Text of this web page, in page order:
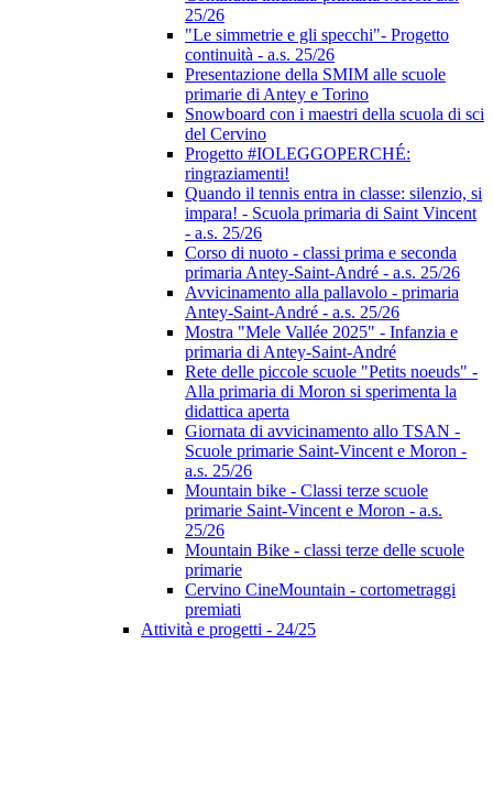
25/26
"Le simmetrie e gli specchi"- Progetto
continuità - a.s. 25/26
Presentazione della SMIM alle scuole
primarie di Antey e Torino
Snowboard con i maestri della scuola di sci
del Cervino
Progetto #IOLEGGOPERCHÉ:
ringraziamenti!
Quando il tennis entra in classe: silenzio, si
impara! - Scuola primaria di Saint Vincent
- a.s. 25/26
Corso di nuoto - classi prima e seconda
primaria Antey-Saint-André - a.s. 25/26
Avvicinamento alla pallavolo - primaria
Antey-Saint-André - a.s. 25/26
Mostra "Mele Vallée 2025" - Infanzia e
primaria di Antey-Saint-André
Rete delle piccole scuole "Petits noeuds" -
Alla primaria di Moron si sperimenta la
didattica aperta
Giornata di avvicinamento allo TSAN -
Scuole primarie Saint-Vincent e Moron -
a.s. 25/26
Mountain bike - Classi terze scuole
primarie Saint-Vincent e Moron - a.s.
25/26
Mountain Bike - classi terze delle scuole
primarie
Cervino CineMountain - cortometraggi
premiati
Attività e progetti - 24/25